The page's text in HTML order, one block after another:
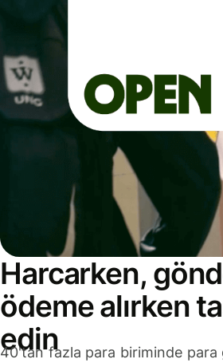
Harcarken,
ödeme alırken
edin
40'tan fazla para biriminde para